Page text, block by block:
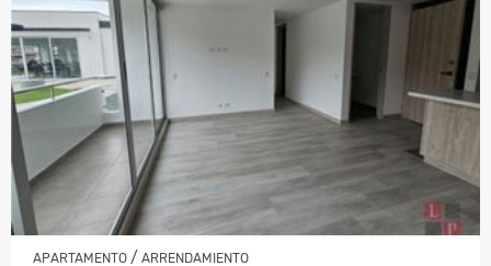
APARTAMENTO / ARRENDAMIENTO